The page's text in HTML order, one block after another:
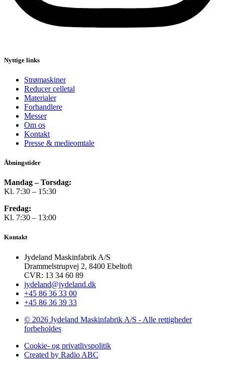
Nyttige links
Strømaskiner
Reducer celletal
Materialer
Forhandlere
Messer
Om os
Kontakt
Presse & medieomtale
Åbningstider
Mandag – Torsdag:
Kl. 7:30 – 15:30
Fredag:
Kl. 7:30 – 13:00
Kontakt
Jydeland Maskinfabrik A/S
Drammelstrupvej 2, 8400 Ebeltoft
CVR: 13 34 60 89
jydeland@jydeland.dk
+45 86 36 33 00
+45 86 36 39 33
© 2026 Jydeland Maskinfabrik A/S - Alle rettigheder
forbeholdes
Cookie- og privatlivspolitik
Created by Radio ABC